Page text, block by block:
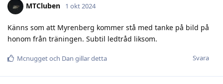
MTCluben 1 okt 2024
Känns som att Myrenberg kommer stå med tanke på bild på
honom från träningen. Subtil ledtråd liksom.
Svara
Mcnuggetoch Dan gillar detta